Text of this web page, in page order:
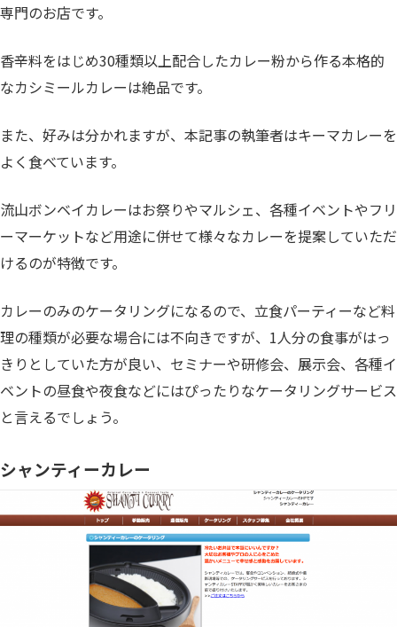
専門のお店です。
香辛料をはじめ30種類以上配合したカレー粉から作る本格的
なカシミールカレーは絶品です。
また、好みは分かれますが、本記事の執筆者はキーマカレーを
よく食べています。
流山ボンベイカレーはお祭りやマルシェ、各種イベントやフリ
ーマーケットなど用途に併せて様々なカレーを提案していただ
けるのが特徴です。
カレーのみのケータリングになるので、立食パーティーなど料
理の種類が必要な場合には不向きですが、1人分の食事がはっ
きりとしていた方が良い、セミナーや研修会、展示会、各種イ
ベントの昼食や夜食などにはぴったりなケータリングサービス
と言えるでしょう。
シャンティーカレー